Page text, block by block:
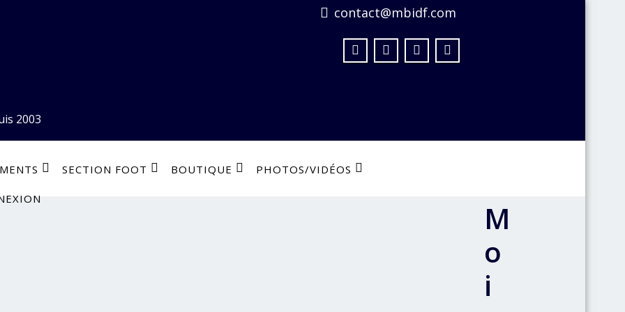
2003
contact@mbidf.com
SECTION FOOT BOUTIQUE PHOTOS/VIDÉOS
M
o
i